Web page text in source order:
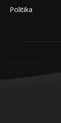
Politika